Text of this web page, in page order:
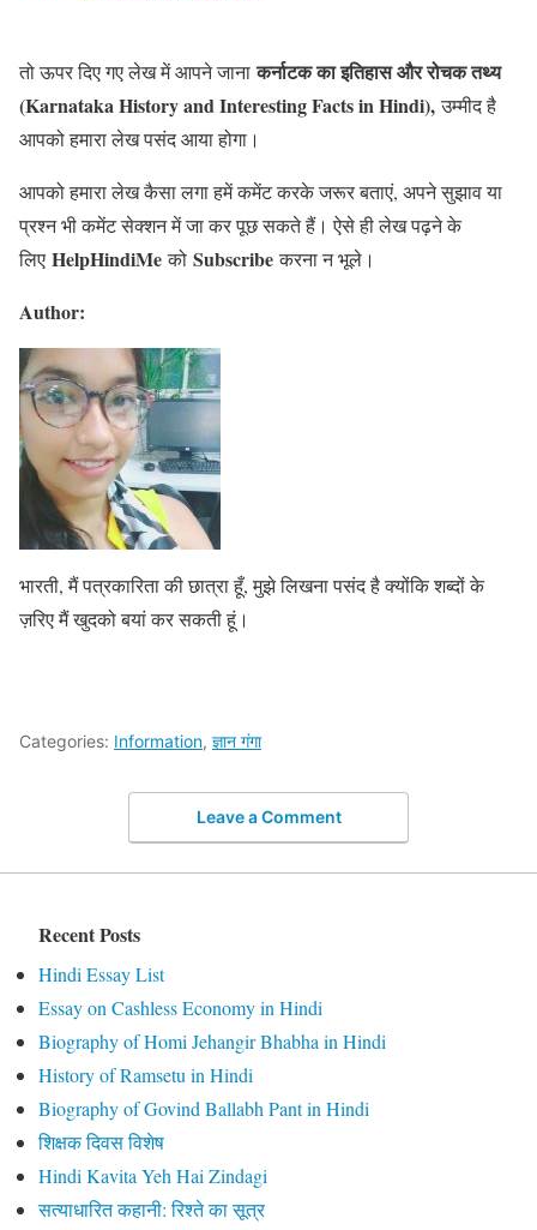
तो ऊपर दिए गए लेख में आपने जानाकर्नाटक का इतिहास और रोचक तथ्य
(Karnataka History and Interesting Facts in Hindi),उम्मीद है
आपको हमारा लेख पसंद आया होगा।
आपको हमारा लेख कैसा लगा हमें कमेंट करके जरूर बताएं, अपने सुझाव या
प्रश्न भी कमेंट सेक्शन में जा कर पूछ सकते हैं। ऐसे ही लेख पढ़ने के
लिए HelpHindiMeको Subscribeकरना न भूले।
Author:
भारती, मैं पत्रकारिता की छात्रा हूँ, मुझे लिखना पसंद है क्योंकि शब्दों के
ज़रिए मैं खुदको बयां कर सकती हूं।
Categories: Information, ज्ञान गंगा
Leave a Comment
Recent Posts
Hindi Essay List
Essay on Cashless Economy in Hindi
Biography of Homi Jehangir Bhabha in Hindi
History of Ramsetu in Hindi
Biography of Govind Ballabh Pant in Hindi
शिक्षक दिवस विशेष
Hindi Kavita Yeh Hai Zindagi
सत्याधारित कहानी: रिश्ते का सूत्र